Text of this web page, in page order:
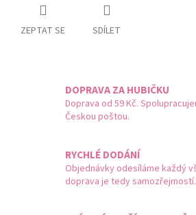
ZEPTAT SE SDÍLET
DOPRAVA ZA HUBIČKU
Doprava od 59 Kč.
Českou poštou.
RYCHLÉ DODÁNÍ
Objednávky odesíláme každý
doprava je tedy samozřejmostí.